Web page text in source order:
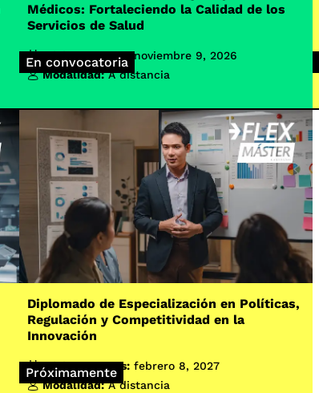
En convocatoria
Médicos: Fortaleciendo la Calidad de los
Servicios de Salud
Inicio de clases: noviembre 9, 2026
Modalidad: A distancia
Próximamente
Diplomado de Especialización en Políticas,
Regulación y Competitividad en la
Innovación
Inicio de clases: febrero 8, 2027
Modalidad: A distancia